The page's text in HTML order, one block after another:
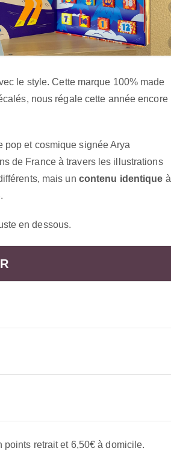
le style. Cette marque 100% made
nous régale cette année encore
et cosmique signée Arya
de France à travers les illustrations
mais un contenu identique à
en dessous.
points retrait et 6,50€ à domicile.